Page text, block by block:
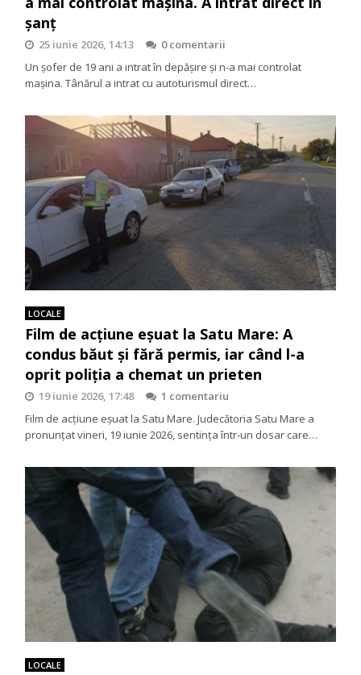
șanț
25 iunie 2026, 14:13
0 comentarii
Un șofer de 19 ani a intrat în depășire și n-a mai controlat
mașina. Tânărul a intrat cu autoturismul direct…
LOCALE
Film de acțiune eșuat la Satu Mare: A
condus băut și fără permis, iar când l-a
oprit poliția a chemat un prieten
19 iunie 2026, 17:48
1 comentariu
Film de acțiune eșuat la Satu Mare. Judecătoria Satu Mare a
pronunțat vineri, 19 iunie 2026, sentința într-un dosar care…
LOCALE